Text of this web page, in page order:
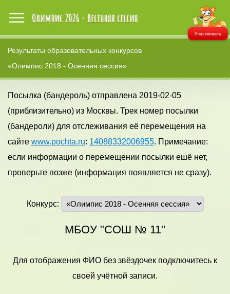
Участвовать
Результаты образовательных конкурсов
«Олимпис 2018 - Осенняя сессия»
Посылка (бандероль) отправлена 2019-02-05
(приблизительно) из Москвы. Трек номер посылки
(бандероли) для отслеживания её перемещения на
сайте www.pochta.ru: 14088332006955. Примечание:
если информации о перемещении посылки ешё нет,
проверьте позже (информация появляется не сразу).
Конкурс:
МБОУ "СОШ № 11"
Для отображения ФИО без звёздочек подключитесь к
своей учётной записи.